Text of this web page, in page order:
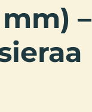
–